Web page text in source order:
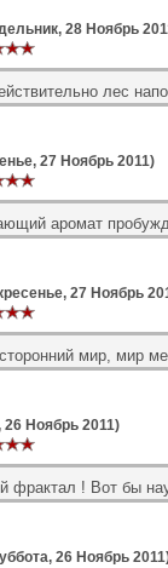
28 Ноябрь
лес
27 Ноябрь 2011)
аромат
27 Ноябрь
мир, мир
Ноябрь 2011)
фрактал ! Вот бы
26 Ноябрь